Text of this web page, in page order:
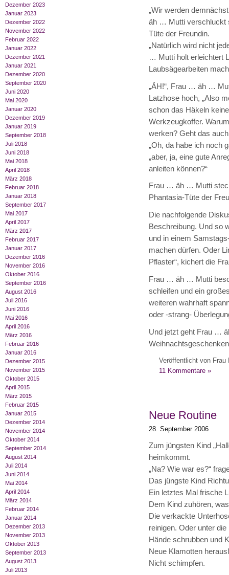
Dezember 2023
Januar 2023
Dezember 2022
November 2022
Februar 2022
Januar 2022
Dezember 2021
Januar 2021
Dezember 2020
September 2020
Juni 2020
Mai 2020
Januar 2020
Dezember 2019
Januar 2019
September 2018
Juli 2018
Juni 2018
Mai 2018
April 2018
März 2018
Februar 2018
Januar 2018
September 2017
Mai 2017
April 2017
März 2017
Februar 2017
Januar 2017
Dezember 2016
November 2016
Oktober 2016
September 2016
August 2016
Juli 2016
Juni 2016
Mai 2016
April 2016
März 2016
Februar 2016
Januar 2016
Dezember 2015
November 2015
Oktober 2015
April 2015
März 2015
Februar 2015
Januar 2015
Dezember 2014
November 2014
Oktober 2014
September 2014
August 2014
Juli 2014
Juni 2014
Mai 2014
April 2014
März 2014
Februar 2014
Januar 2014
Dezember 2013
November 2013
Oktober 2013
September 2013
August 2013
Juli 2013
„Wir werden
äh … Mutti verschluckt
Tüte der Freundin.
„Natürlich wird nicht
… Mutti holt erleichtert
Laubsägearbeiten
„ÄH!“, Frau … äh …
Latzhose hoch, „Also
schon das Häkeln
Werkzeugkoffer.
werken? Geht das
„Oh, da habe ich noch
„aber, ja, eine gute
anleiten können?“
Frau … äh … Mutti
Phantasia-Tüte der
Die nachfolgende
Beschreibung. Und so
und in einem
machen dürfen. Oder
Pflaster“, kichert die
Frau … äh … Mutti
schleifen und ein
weiteren wahrhaft
oder -strang-
Und jetzt geht Frau …
Veröffentlicht von Frau
11 Kommentare »
Neue Routine
28. September 2006
Zum jüngsten Kind
heimkommt.
„Na? Wie war es?“
Das jüngste Kind
Ein letztes Mal frische
Dem Kind zuhören,
Die verkackte
reinigen. Oder unter
Hände schrubben und
Neue Klamotten
Nicht schimpfen.